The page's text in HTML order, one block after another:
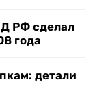
РФ сделал
года
детали